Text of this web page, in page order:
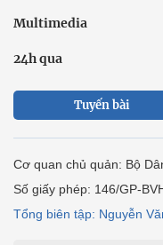
Multimedia
24h qua
Tuyến bài
Cơ quan chủ quản: Bộ
Số giấy phép: 146/GP-
Tổng biên tập: Nguyễn